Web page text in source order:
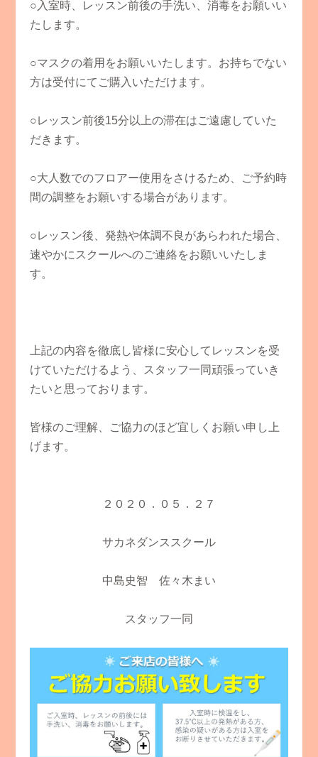
○入室時、レッスン前後の手洗い、消毒をお願いい
たします。
○マスクの着用をお願いいたします。お持ちでない
方は受付にてご購入いただけます。
○レッスン前後15分以上の滞在はご遠慮していた
だきます。
○大人数でのフロアー使用をさけるため、ご予約時
間の調整をお願いする場合があります。
○レッスン後、発熱や体調不良があらわれた場合、
速やかにスクールへのご連絡をお願いいたしま
す。
上記の内容を徹底し皆様に安心してレッスンを受
けていただけるよう、スタッフ一同頑張っていき
たいと思っております。
皆様のご理解、ご協力のほど宜しくお願い申し上
げます。
２０２０．０５．２７
サカネダンススクール
中島史智 佐々木まい
スタッフ一同